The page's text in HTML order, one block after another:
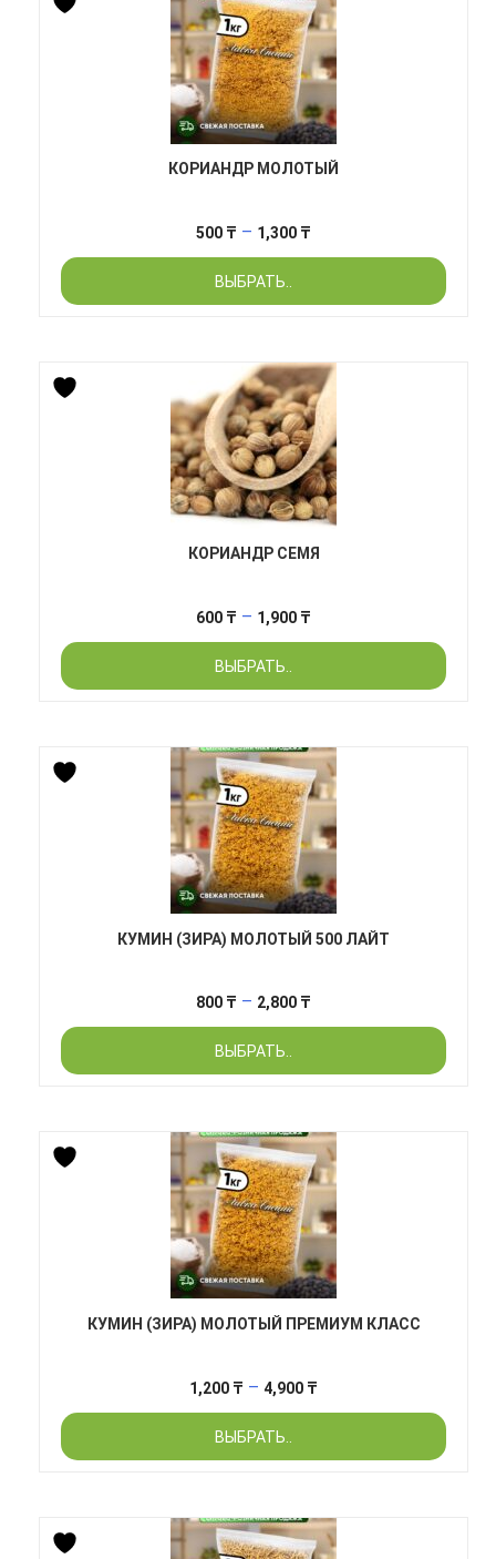
КОРИАНДР МОЛОТЫЙ
500 ₸ – 1,300 ₸
цен:
–
ВЫБРАТЬ..
КОРИАНДР СЕМЯ
600 ₸ – 1,900 ₸
цен:
–
ВЫБРАТЬ..
КУМИН (ЗИРА) МОЛОТЫЙ 500 ЛАЙТ
800 ₸ – 2,800 ₸
цен:
–
ВЫБРАТЬ..
КУМИН (ЗИРА) МОЛОТЫЙ ПРЕМИУМ КЛАСС
1,200 ₸ – 4,900 ₸
цен:
–
ВЫБРАТЬ..